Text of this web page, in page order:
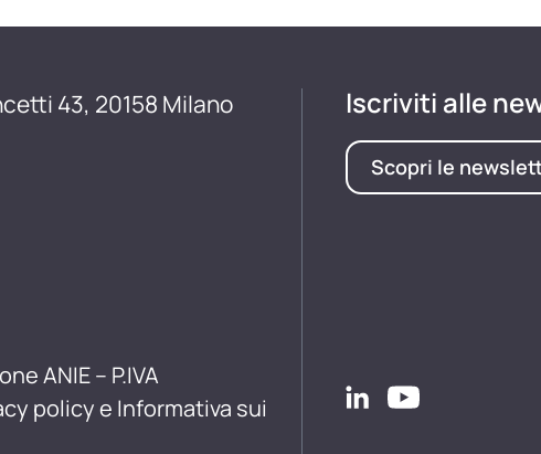
43, 20158 Milano
ANIE – P.IVA
policy e Informativa sui
Iscriviti alle
Scopri le